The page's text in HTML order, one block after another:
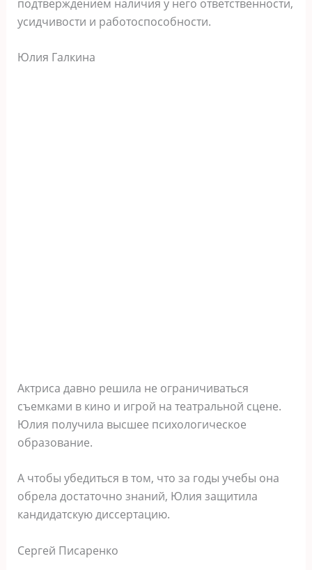
подтверждением наличия у него ответственности,
усидчивости и работоспособности.
Юлия Галкина
Актриса давно решила не ограничиваться
съемками в кино и игрой на театральной сцене.
Юлия получила высшее психологическое
образование.
А чтобы убедиться в том, что за годы учебы она
обрела достаточно знаний, Юлия защитила
кандидатскую диссертацию.
Сергей Писаренко